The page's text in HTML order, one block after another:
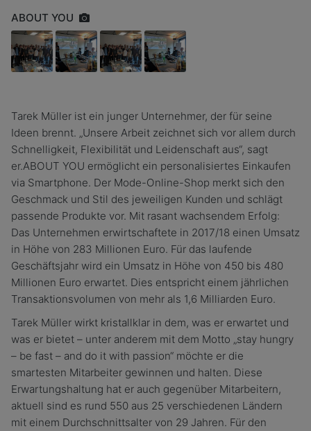
ABOUT YOU
Tarek Müller ist ein junger Unternehmer, der für seine
Ideen brennt. „Unsere Arbeit zeichnet sich vor allem durch
Schnelligkeit, Flexibilität und Leidenschaft aus“, sagt
er.ABOUT YOU ermöglicht ein personalisiertes Einkaufen
via Smartphone. Der Mode-Online-Shop merkt sich den
Geschmack und Stil des jeweiligen Kunden und schlägt
passende Produkte vor. Mit rasant wachsendem Erfolg:
Das Unternehmen erwirtschaftete in 2017/18 einen Umsatz
in Höhe von 283 Millionen Euro. Für das laufende
Geschäftsjahr wird ein Umsatz in Höhe von 450 bis 480
Millionen Euro erwartet. Dies entspricht einem jährlichen
Transaktionsvolumen von mehr als 1,6 Milliarden Euro.
Tarek Müller wirkt kristallklar in dem, was er erwartet und
was er bietet – unter anderem mit dem Motto „stay hungry
– be fast – and do it with passion“ möchte er die
smartesten Mitarbeiter gewinnen und halten. Diese
Erwartungshaltung hat er auch gegenüber Mitarbeitern,
aktuell sind es rund 550 aus 25 verschiedenen Ländern
mit einem Durchschnittsalter von 29 Jahren. Für den